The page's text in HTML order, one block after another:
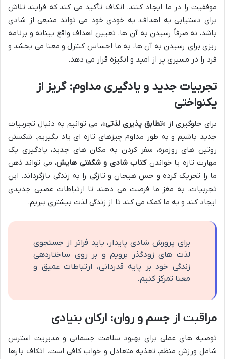
موفقیت را در ما ایجاد کنند. اتکاف تأکید می کند که فرایند تلاش
برای دستیابی به اهداف، به خودی خود می تواند منبعی از شادی
باشد، نه صرفاً رسیدن به آن ها. تعیین اهداف واقع بینانه و برنامه
ریزی برای رسیدن به آن ها، به ما احساس کنترل و معنا می بخشد و
فرد را در مسیری پر از امید و انگیزه قرار می دهد.
تجربیات جدید و یادگیری مداوم: گریز از
یکنواختی
برای جلوگیری از «تطابق پذیری لذتی»، می توانیم به دنبال تجربیات
جدید باشیم و به طور مداوم چیزهای تازه ای یاد بگیریم. شکستن
روتین های روزمره، سفر کردن به مکان های جدید، یادگیری یک
مهارت تازه یا خواندنکتاب شادی و شگفتی هایش، می تواند ذهن
ما را تحریک کرده و حس هیجان و تازگی را به زندگی بازگرداند. این
تجربیات، به مغز ما فرصت می دهند تا ارتباطات عصبی جدیدی
ایجاد کند و به ما کمک می کند تا از زندگی لذت بیشتری ببریم.
برای پرورش شادی پایدار، باید فراتر از جستجوی
لذت های زودگذر برویم و بر روی ساختاردهی
زندگی خود بر پایه قدردانی، ارتباطات عمیق و
معنا تمرکز کنیم.
مراقبت از جسم و روان: ارکان بنیادی
توصیه های عملی برای بهبود سلامت جسمانی و مدیریت استرس
شامل ورزش منظم، تغذیه متعادل و خواب کافی است. اتکاف بارها